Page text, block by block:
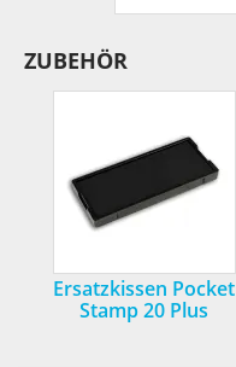
ZUBEHÖR
Ersatzkissen Pocket
Stamp 20 Plus